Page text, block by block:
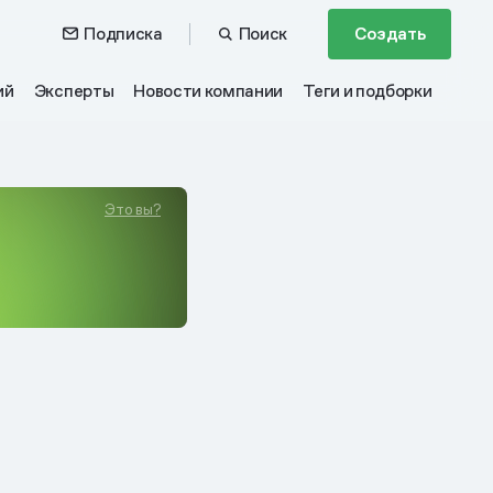
Подписка Поиск Создать
Эксперты Новости компании Теги и подборки
Это вы?